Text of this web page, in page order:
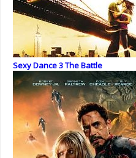
Sexy Dance 3 The Battle